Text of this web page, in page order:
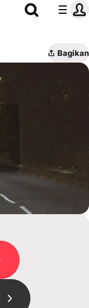
Bagikan